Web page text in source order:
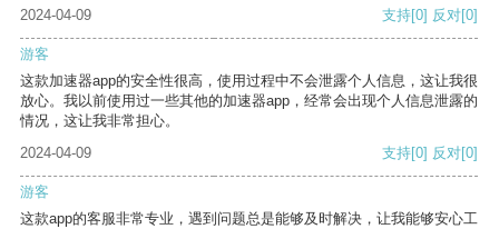
2024-04-09 支持[0] 反对[0]
游客
这款加速器app的安全性很高，使用过程中不会泄露个人信息，这让我很
放心。我以前使用过一些其他的加速器app，经常会出现个人信息泄露的
情况，这让我非常担心。
2024-04-09
支持[0] 反对[0]
游客
这款app的客服非常专业，遇到问题总是能够及时解决，让我能够安心工